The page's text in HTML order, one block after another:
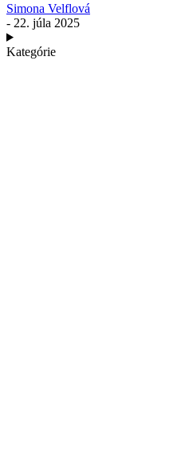
Simona Velflová
- 22. júla 2025
Kategórie